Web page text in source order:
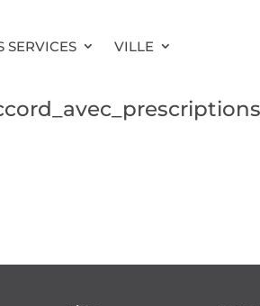
SERVICES VILLE